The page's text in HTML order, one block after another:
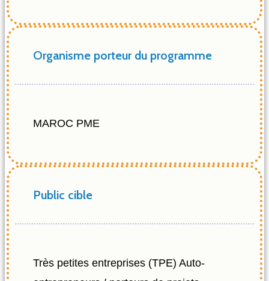
Organisme porteur du programme
MAROC PME
Public cible
Très petites entreprises (TPE) Auto-